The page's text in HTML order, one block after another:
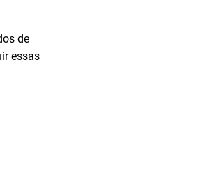
de
essas